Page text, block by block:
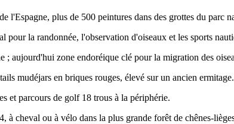
l'Espagne, plus de 500 peintures dans des grottes du parc
pour la randonnée, l'observation d'oiseaux et les sports
; aujourd'hui zone endoréique clé pour la migration des
mudéjars en briques rouges, élevé sur un ancien ermitage.
et parcours de golf 18 trous à la périphérie.
à cheval ou à vélo dans la plus grande forêt de chênes-